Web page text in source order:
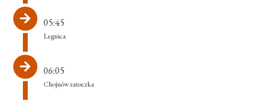
05:45
Legnica
06:05
Chojnów zatoczka